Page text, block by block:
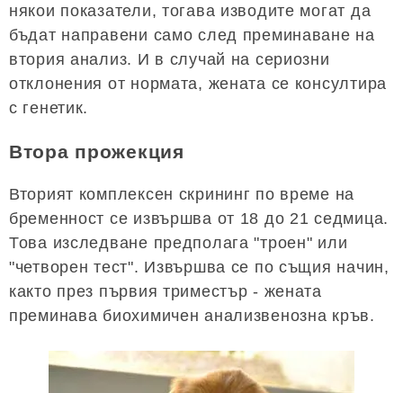
някои показатели, тогава изводите могат да
бъдат направени само след преминаване на
втория анализ. И в случай на сериозни
отклонения от нормата, жената се консултира
с генетик.
Втора прожекция
Вторият комплексен скрининг по време на
бременност се извършва от 18 до 21 седмица.
Това изследване предполага "троен" или
"четворен тест". Извършва се по същия начин,
както през първия триместър - жената
преминава биохимичен анализвенозна кръв.